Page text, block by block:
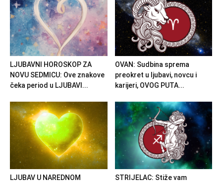
LJUBAVNI HOROSKOP ZA
NOVU SEDMICU: Ove znakove
čeka period u LJUBAVI...
OVAN: Sudbina sprema
preokret u ljubavi, novcu i
karijeri, OVOG PUTA...
LJUBAV U NAREDNOM
STRIJELAC: Stiže vam